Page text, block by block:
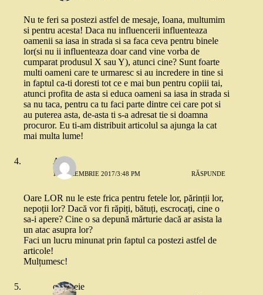
Nu te feri sa postezi astfel de mesaje, Ioana, multumim
si pentru acesta! Daca nu influencerii influenteaza
oamenii sa iasa in strada si sa faca ceva pentru binele
lor(si nu ii influenteaza doar cand vine vorba de
cumparat produsul X sau Y), atunci cine? Sunt foarte
multi oameni care te urmaresc si au incredere in tine si
in faptul ca-ti doresti tot ce e mai bun pentru copiii tai,
atunci profita de asta si educa oameni sa iasa in strada si
sa nu taca, pentru ca tu faci parte dintre cei care pot si
au puterea asta, de-asta ti s-a adresat tie si doamna
procuror. Eu ti-am distribuit articolul sa ajunga la cat
mai multa lume!
Alex
18 DECEMBRIE 2017/3:48 PM RĂSPUNDE
Oare LOR nu le este frica pentru fetele lor, părinții lor,
nepoții lor? Dacă vor fi răpiți, bătuți, escrocați, cine o
sa-i apere? Cine o sa depună mărturie dacă ar asista la
un atac asupra lor?
Faci un lucru minunat prin faptul ca postezi astfel de
articole!
Mulțumesc!
o femeie